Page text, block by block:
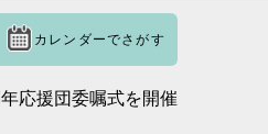
カレンダーでさがす
応援団委嘱式を開催